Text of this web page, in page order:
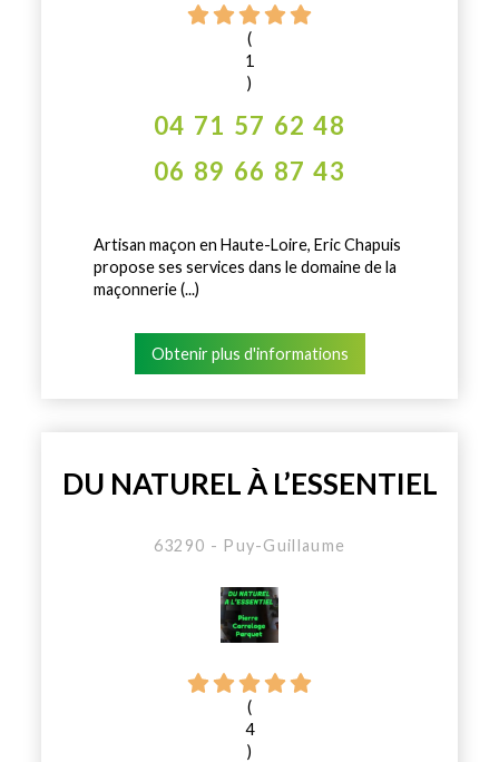
(
1
)
04 71 57 62 48
06 89 66 87 43
Artisan maçon en Haute-Loire, Eric Chapuis
propose ses services dans le domaine de la
maçonnerie (...)
Obtenir plus d'informations
DU NATUREL À L’ESSENTIEL
63290 - Puy-Guillaume
(
4
)